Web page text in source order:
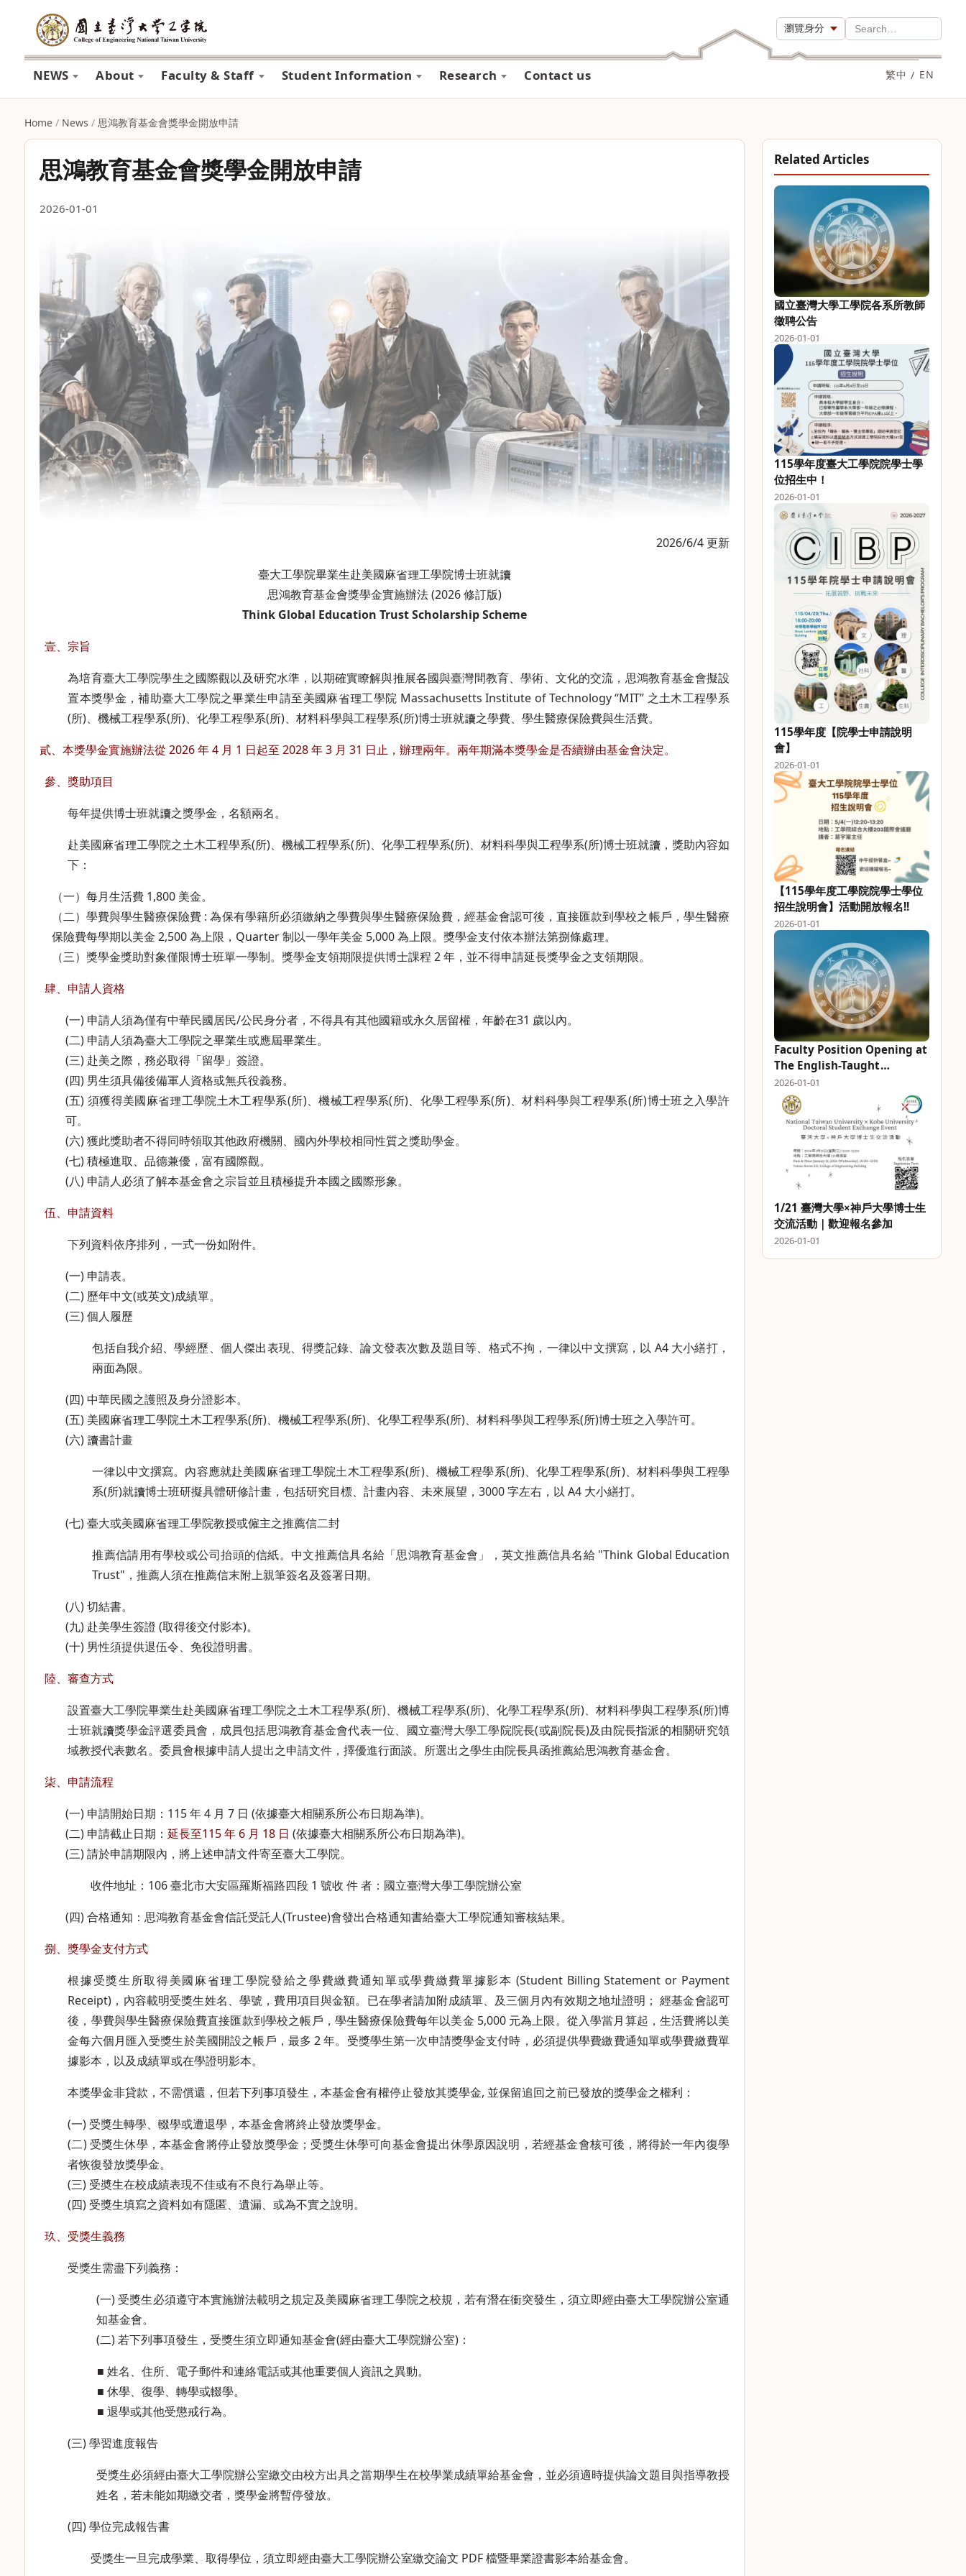
瀏覽身分
Search…
NEWS About Faculty & Staff Student Information Research Contact us 繁中 / EN
Home / News / 思鴻教育基金會獎學金開放申請
思鴻教育基金會獎學金開放申請
2026-01-01
2026/6/4 更新
臺大工學院畢業生赴美國麻省理工學院博士班就讀
思鴻教育基金會獎學金實施辦法 (2026 修訂版)
Think Global Education Trust Scholarship Scheme
壹、宗旨
為培育臺大工學院學生之國際觀以及研究水準，以期確實瞭解與推展各國與臺灣間教育、學術、文化的交流，思鴻教育基金會擬設
置本獎學金，補助臺大工學院之畢業生申請至美國麻省理工學院 Massachusetts Institute of Technology “MIT” 之土木工程學系
(所)、機械工程學系(所)、化學工程學系(所)、材料科學與工程學系(所)博士班就讀之學費、學生醫療保險費與生活費。
貳、本獎學金實施辦法從 2026 年 4 月 1 日起至 2028 年 3 月 31 日止，辦理兩年。兩年期滿本獎學金是否續辦由基金會決定。
參、獎助項目
每年提供博士班就讀之獎學金，名額兩名。
赴美國麻省理工學院之土木工程學系(所)、機械工程學系(所)、化學工程學系(所)、材料科學與工程學系(所)博士班就讀，獎助內容如
下：
（一）每月生活費 1,800 美金。
（二）學費與學生醫療保險費 : 為保有學籍所必須繳納之學費與學生醫療保險費，經基金會認可後，直接匯款到學校之帳戶，學生醫療
保險費每學期以美金 2,500 為上限，Quarter 制以一學年美金 5,000 為上限。獎學金支付依本辦法第捌條處理。
（三）獎學金獎助對象僅限博士班單一學制。獎學金支領期限提供博士課程 2 年，並不得申請延長獎學金之支領期限。
肆、申請人資格
(一) 申請人須為僅有中華民國居民/公民身分者，不得具有其他國籍或永久居留權，年齡在31 歲以內。
(二) 申請人須為臺大工學院之畢業生或應屆畢業生。
(三) 赴美之際，務必取得「留學」簽證。
(四) 男生須具備後備軍人資格或無兵役義務。
(五) 須獲得美國麻省理工學院土木工程學系(所)、機械工程學系(所)、化學工程學系(所)、材料科學與工程學系(所)博士班之入學許
可。
(六) 獲此獎助者不得同時領取其他政府機關、國內外學校相同性質之獎助學金。
(七) 積極進取、品德兼優，富有國際觀。
(八) 申請人必須了解本基金會之宗旨並且積極提升本國之國際形象。
伍、申請資料
下列資料依序排列，一式一份如附件。
(一) 申請表。
(二) 歷年中文(或英文)成績單。
(三) 個人履歷
包括自我介紹、學經歷、個人傑出表現、得獎記錄、論文發表次數及題目等、格式不拘，一律以中文撰寫，以 A4 大小繕打，
兩面為限。
(四) 中華民國之護照及身分證影本。
(五) 美國麻省理工學院土木工程學系(所)、機械工程學系(所)、化學工程學系(所)、材料科學與工程學系(所)博士班之入學許可。
(六) 讀書計畫
一律以中文撰寫。內容應就赴美國麻省理工學院土木工程學系(所)、機械工程學系(所)、化學工程學系(所)、材料科學與工程學
系(所)就讀博士班研擬具體研修計畫，包括研究目標、計畫內容、未來展望，3000 字左右，以 A4 大小繕打。
(七) 臺大或美國麻省理工學院教授或僱主之推薦信二封
推薦信請用有學校或公司抬頭的信紙。中文推薦信具名給「思鴻教育基金會」，英文推薦信具名給 "Think Global Education
Trust"，推薦人須在推薦信末附上親筆簽名及簽署日期。
(八) 切結書。
(九) 赴美學生簽證 (取得後交付影本)。
(十) 男性須提供退伍令、免役證明書。
陸、審查方式
設置臺大工學院畢業生赴美國麻省理工學院之土木工程學系(所)、機械工程學系(所)、化學工程學系(所)、材料科學與工程學系(所)博
士班就讀獎學金評選委員會，成員包括思鴻教育基金會代表一位、國立臺灣大學工學院院長(或副院長)及由院長指派的相關研究領
域教授代表數名。委員會根據申請人提出之申請文件，擇優進行面談。所選出之學生由院長具函推薦給思鴻教育基金會。
柒、申請流程
(一) 申請開始日期：115 年 4 月 7 日 (依據臺大相關系所公布日期為準)。
(二) 申請截止日期： 延長至115 年 6 月 18 日 (依據臺大相關系所公布日期為準)。
(三) 請於申請期限內，將上述申請文件寄至臺大工學院。
收件地址：106 臺北市大安區羅斯福路四段 1 號收 件 者：國立臺灣大學工學院辦公室
(四) 合格通知：思鴻教育基金會信託受託人(Trustee)會發出合格通知書給臺大工學院通知審核結果。
捌、獎學金支付方式
根據受獎生所取得美國麻省理工學院發給之學費繳費通知單或學費繳費單據影本 (Student Billing Statement or Payment
Receipt)，內容載明受獎生姓名、學號，費用項目與金額。已在學者請加附成績單、及三個月內有效期之地址證明； 經基金會認可
後，學費與學生醫療保險費直接匯款到學校之帳戶，學生醫療保險費每年以美金 5,000 元為上限。從入學當月算起，生活費將以美
金每六個月匯入受獎生於美國開設之帳戶，最多 2 年。受獎學生第一次申請獎學金支付時，必須提供學費繳費通知單或學費繳費單
據影本，以及成績單或在學證明影本。
本獎學金非貸款，不需償還，但若下列事項發生，本基金會有權停止發放其獎學金, 並保留追回之前已發放的獎學金之權利：
(一) 受獎生轉學、輟學或遭退學，本基金會將終止發放獎學金。
(二) 受獎生休學，本基金會將停止發放獎學金；受獎生休學可向基金會提出休學原因說明，若經基金會核可後，將得於一年內復學
者恢復發放獎學金。
(三) 受奬生在校成績表現不佳或有不良行為舉止等。
(四) 受獎生填寫之資料如有隱匿、遺漏、或為不實之說明。
玖、受獎生義務
受獎生需盡下列義務：
(一) 受獎生必須遵守本實施辦法載明之規定及美國麻省理工學院之校規，若有潛在衝突發生，須立即經由臺大工學院辦公室通
知基金會。
(二) 若下列事項發生，受獎生須立即通知基金會(經由臺大工學院辦公室)：
■ 姓名、住所、電子郵件和連絡電話或其他重要個人資訊之異動。
■ 休學、復學、轉學或輟學。
■ 退學或其他受懲戒行為。
(三) 學習進度報告
受獎生必須經由臺大工學院辦公室繳交由校方出具之當期學生在校學業成績單給基金會，並必須適時提供論文題目與指導教授
姓名，若未能如期繳交者，獎學金將暫停發放。
(四) 學位完成報告書
受獎生一旦完成學業、取得學位，須立即經由臺大工學院辦公室繳交論文 PDF 檔暨畢業證書影本給基金會。
Related Articles
國立臺灣大學工學院各系所教師
徵聘公告
2026-01-01
115學年度臺大工學院院學士學
位招生中！
2026-01-01
115學年度【院學士申請說明
會】
2026-01-01
【115學年度工學院院學士學位
招生說明會】活動開放報名!!
2026-01-01
Faculty Position Opening at
The English-Taught
Intelligent Engineering and
Technology (IET) Program
2026-01-01
1/21 臺灣大學×神戶大學博士生
交流活動｜歡迎報名參加
2026-01-01